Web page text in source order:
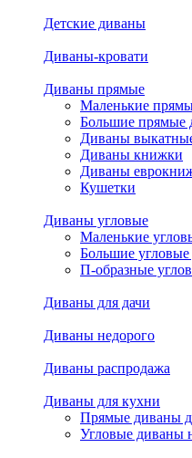
Детские диваны
Диваны-кровати
Диваны прямые
Маленькие
Большие прямые
Диваны
Диваны книжки
Диваны
Кушетки
Диваны угловые
Маленькие
Большие
П-образные
Диваны для дачи
Диваны недорого
Диваны распродажа
Диваны для кухни
Прямые диваны
Угловые диваны